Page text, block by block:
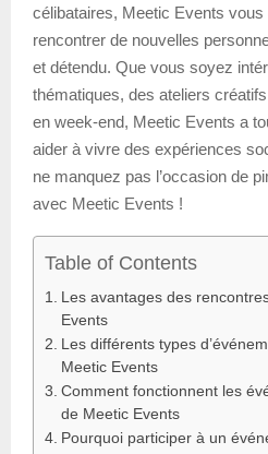
célibataires, Meetic Events vous
rencontrer de nouvelles
et détendu. Que vous soyez
thématiques, des ateliers
en week-end, Meetic Events a
aider à vivre des expériences
ne manquez pas l’occasion de
avec Meetic Events !
Table of Contents
Les avantages des
Events
Les différents types
Meetic Events
Comment fonctionnent les
de Meetic Events
Pourquoi participer à un